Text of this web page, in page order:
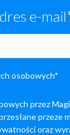
e-
osobowych*
przez
przeze
oraz